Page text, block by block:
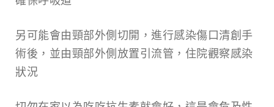
另可能會由頸部外側切開，進行感染傷口清創手
術後，並由頸部外側放置引流管，住院觀察感染
狀況